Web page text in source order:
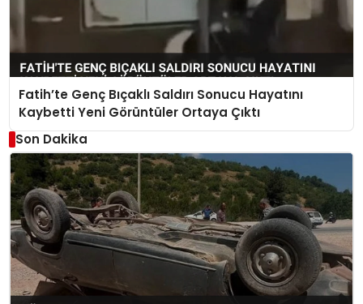
Fatih’te Genç Bıçaklı Saldırı Sonucu Hayatını
Kaybetti Yeni Görüntüler Ortaya Çıktı
Son Dakika